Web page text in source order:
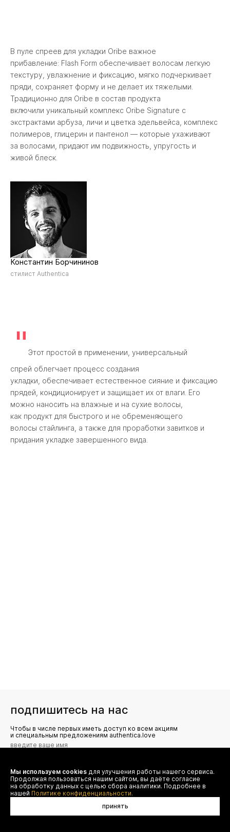
В пуле спреев для укладки Oribe важное
прибавление: Flash Form обеспечивает волосам легкую
текстуру, увлажнение и фиксацию, мягко подчеркивает
пряди, сохраняет форму и не делает их тяжелыми.
Традиционно для Oribe в состав продукта
включили уникальный комплекс Oribe Signature с
экстрактами арбуза, личи и цветка эдельвейса, комплекс
полимеров, глицерин и пантенол — которые ухаживают
за волосами, придают им подвижность, упругость и
живой блеск.
Константин Борчининов
стилист Authentica
" Этот простой в применении, универсальный
спрей облегчает процесс создания
укладки, обеспечивает естественное сияние и фиксацию
прядей, кондиционирует и защищает их от влаги. Его
можно наносить на влажные и на сухие волосы,
как продукт для быстрого и не обременяющего
волосы стайлинга, а также для проработки завитков и
придания укладке завершенного вида.
подпишитесь на нас
Чтобы в числе первых иметь доступ ко всем акциям
и специальным предложениям authentica.love
Я даю согласие на сбор, обработку и хранение моих
персональных данных (имя, email, телефон) для получения
рекламных и информационных рассылок от ООО 'БТ
Юнайтед', а также ознакомлен(а) с
Политикой конфиденциальности
Мы используем cookies для улучшения работы нашего сервиса.
Продолжая пользоваться нашим сайтом, вы даёте согласие
на обработку данных с целью сбора аналитики. Подробнее в
нашей Политике конфиденциальности.
принять